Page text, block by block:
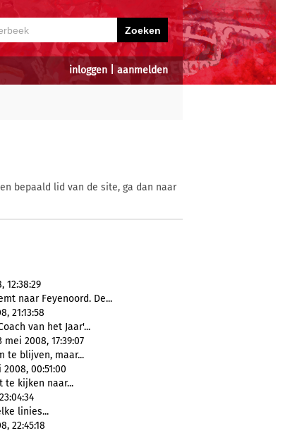
inloggen aanmelden
bepaald lid van de site, ga dan naar
12:38:29
naar Feyenoord. De...
21:13:58
van het Jaar'...
2008, 17:39:07
te blijven, maar...
00:51:00
kijken naar...
linies...
22:45:18